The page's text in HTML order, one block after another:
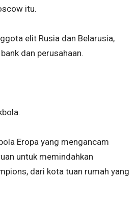
itu.
elit Rusia dan Belarusia,
dan perusahaan.
Eropa yang mengancam
untuk memindahkan
dari kota tuan rumah yang